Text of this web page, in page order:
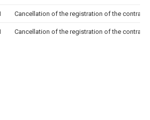
Cancellation of the registration of the
Cancellation of the registration of the